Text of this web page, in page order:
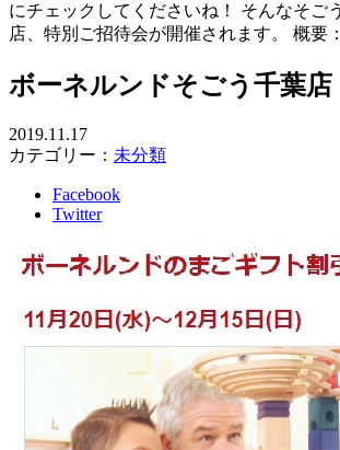
にチェックしてくださいね！ そんなそご
店、特別ご招待会が開催されます。 概要
ボーネルンドそごう千葉
2019.11.17
カテゴリー： 未分類
Facebook
Twitter